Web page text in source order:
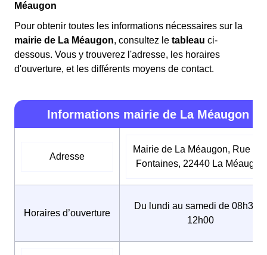
Méaugon
Pour obtenir toutes les informations nécessaires sur la
mairie de La Méaugon, consultez le tableau ci-
dessous. Vous y trouverez l'adresse, les horaires
d'ouverture, et les différents moyens de contact.
Informations mairie de La Méaugon
Adresse
Mairie de La Méaugon, Rue
Fontaines, 22440 La Méaugon
Horaires d’ouverture
Du lundi au samedi de 08h30 à
12h00